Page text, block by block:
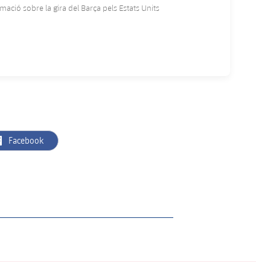
sobre la gira del Barça pels Estats Units
label.aria.facebook
Facebook